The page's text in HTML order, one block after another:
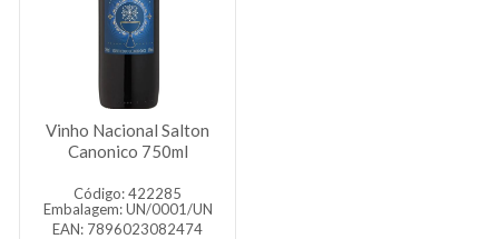
Vinho Nacional Salton
Canonico 750ml
Código: 422285
Embalagem: UN/0001/UN
EAN: 7896023082474